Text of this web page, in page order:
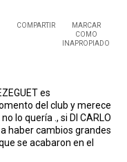
COMPARTIR
MARCAR
COMO
INAPROPIADO
es
del club y merece
lo quería ., si DI CARLO
haber cambios grandes
se acabaron en el